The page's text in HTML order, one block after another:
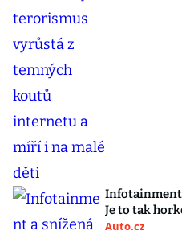
Infotainment
Je to tak
Auto.cz